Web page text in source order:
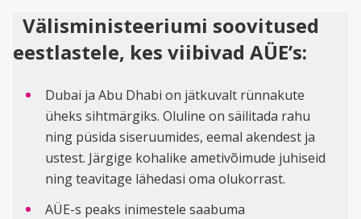
Välisministeeriumi soovitused
eestlastele, kes viibivad AÜE’s:
Dubai ja Abu Dhabi on jätkuvalt rünnakute
üheks sihtmärgiks. Oluline on säilitada rahu
ning püsida siseruumides, eemal akendest ja
ustest. Järgige kohalike ametivõimude juhiseid
ning teavitage lähedasi oma olukorrast.
AÜE-s peaks inimestele saabuma